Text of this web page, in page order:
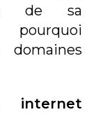
de sa
domaines
internet